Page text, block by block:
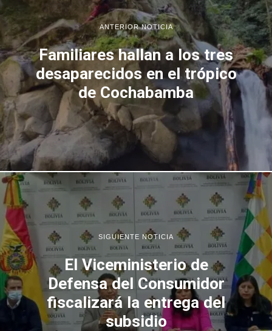
ANTERIOR NOTICIA
Familiares hallan a los tres
desaparecidos en el trópico
de Cochabamba
SIGUIENTE NOTICIA
El Viceministerio de
Defensa del Consumidor
fiscalizará la entrega del
subsidio